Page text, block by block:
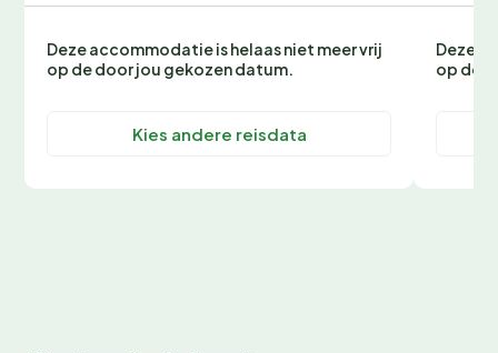
Deze accommodatie is helaas niet meer vrij
op de door jou gekozen datum.
Kies andere reisdata
Deze
op de